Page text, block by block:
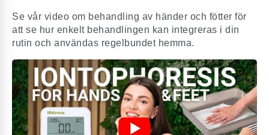
Se vår video om behandling av händer och fötter för
att se hur enkelt behandlingen kan integreras i din
rutin och användas regelbundet hemma.